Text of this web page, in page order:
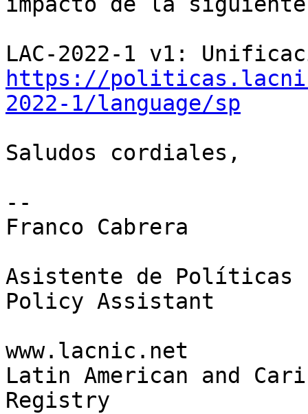
https://
2022-1/language/sp
Saludos cordiales,
--
Franco Cabrera
Asistente de Políticas
Policy Assistant
www.lacnic.net
Latin American and
Registry